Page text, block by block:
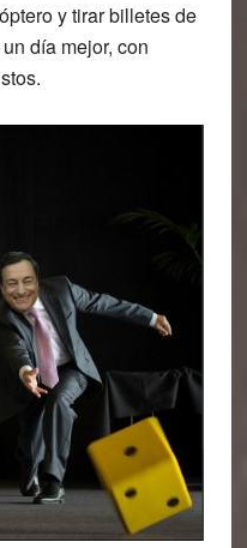
y tirar billetes de
día mejor, con